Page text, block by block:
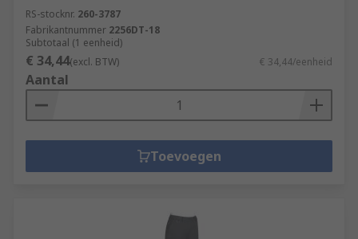
RS-stocknr. 260-3787
Fabrikantnummer 2256DT-18
Subtotaal (1 eenheid)
€ 34,44(excl. BTW) € 34,44/eenheid
Aantal
Toevoegen